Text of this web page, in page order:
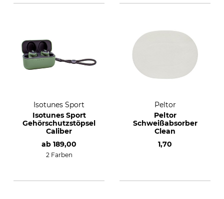
Isotunes Sport
Isotunes Sport
Gehörschutzstöpsel
Caliber
ab 189,00
2 Farben
Peltor
Peltor
Schweißabsorber
Clean
1,70